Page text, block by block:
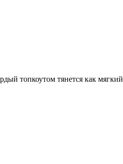
топкоутом тянется как мягкий